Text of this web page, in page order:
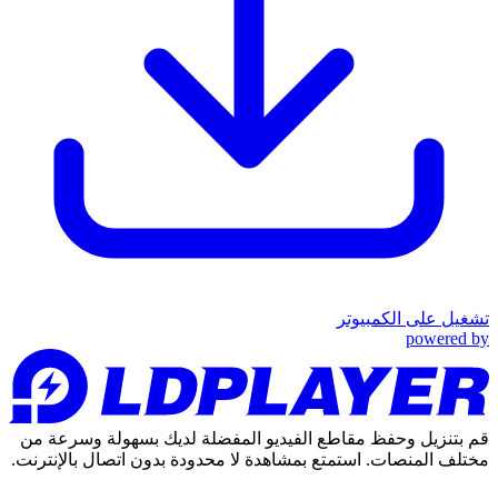
تشغيل على الكمبيوتر
powered by
قم بتنزيل وحفظ مقاطع الفيديو المفضلة لديك بسهولة وسرعة من
مختلف المنصات. استمتع بمشاهدة لا محدودة بدون اتصال بالإنترنت.